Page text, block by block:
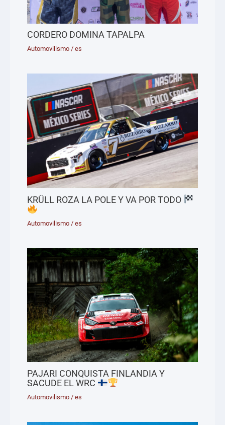
CORDERO DOMINA TAPALPA
Automovilismo /es
KRÜLL ROZA LA POLE Y VA POR TODO
Automovilismo /es
PAJARI CONQUISTA FINLANDIA Y
SACUDE EL WRC
Automovilismo /es